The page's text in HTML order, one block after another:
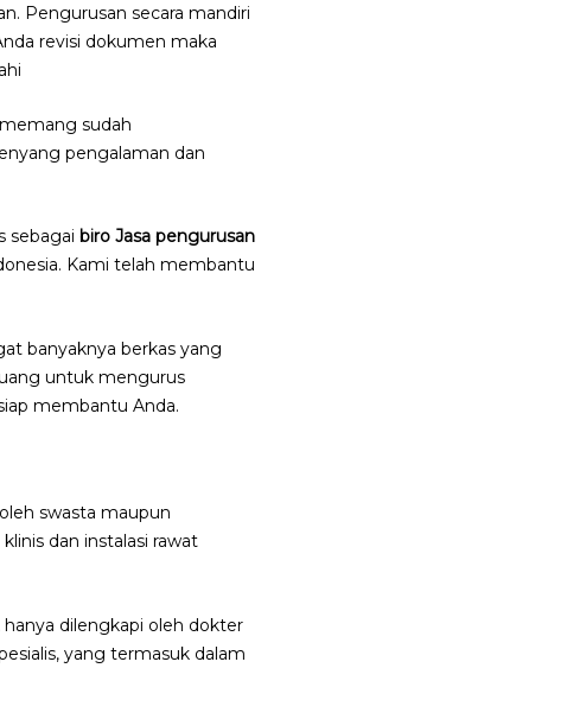
Pengurusan secara mandiri
revisi dokumen maka
sudah
pengalaman dan
sebagai biro Jasa pengurusan
Kami telah membantu
banyaknya berkas yang
untuk mengurus
membantu Anda.
swasta maupun
dan instalasi rawat
dilengkapi oleh dokter
yang termasuk dalam